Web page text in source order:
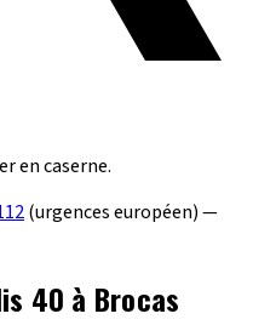
en caserne.
(urgences européen) —
40 à Brocas